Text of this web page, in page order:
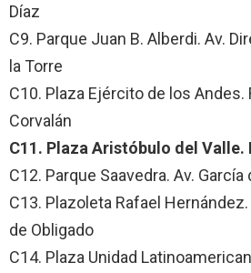
Díaz
C9. Parque Juan B. Alberdi. Av.
la Torre
C10. Plaza Ejército de los Andes.
Corvalán
C11. Plaza Aristóbulo del Valle.
C12. Parque Saavedra. Av. García
C13. Plazoleta Rafael
de Obligado
C14. Plaza Unidad